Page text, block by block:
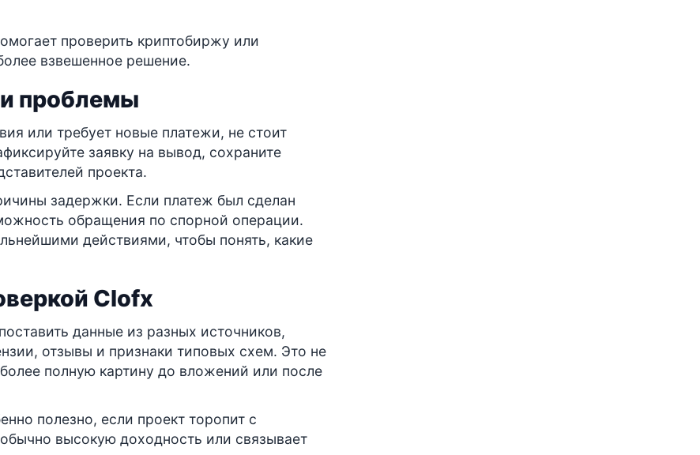
проверить криптобиржу или
взвешенное решение.
проблемы
или требует новые платежи, не стоит
заявку на вывод, сохраните
проекта.
задержки. Если платеж был сделан
обращения по спорной операции.
действиями, чтобы понять, какие
Clofx
данные из разных источников,
отзывы и признаки типовых схем. Это не
полную картину до вложений или после
полезно, если проект торопит с
высокую доходность или связывает